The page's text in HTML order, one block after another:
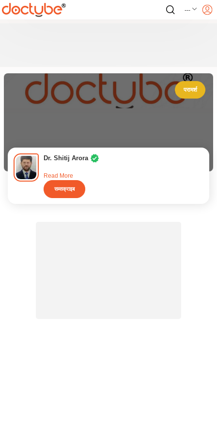
---
परामर्श
Dr. Shitij Arora
Read More
सब्सक्राइब